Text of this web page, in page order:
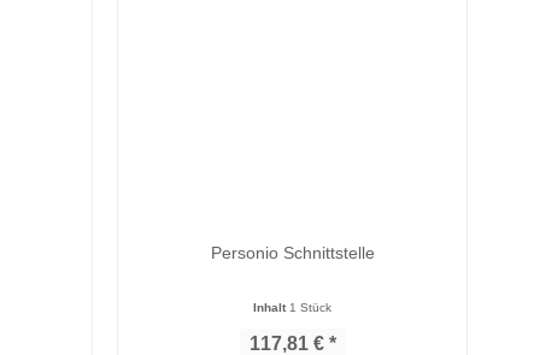
Personio Schnittstelle
Inhalt 1 Stück
117,81 € *